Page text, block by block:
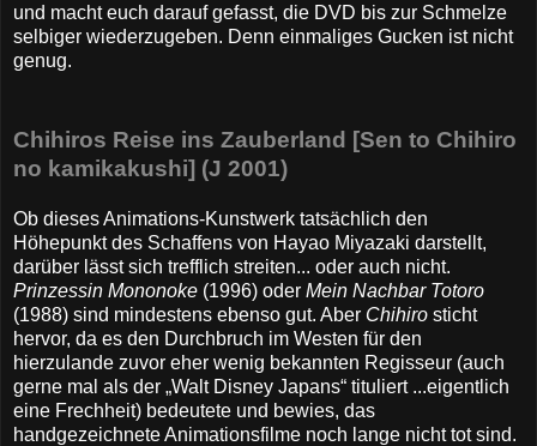
und macht euch darauf gefasst, die DVD bis zur Schmelze
selbiger wiederzugeben. Denn einmaliges Gucken ist nicht
genug.
Chihiros Reise ins Zauberland [Sen to Chihiro
no kamikakushi] (J 2001)
Ob dieses Animations-Kunstwerk tatsächlich den
Höhepunkt des Schaffens von Hayao Miyazaki darstellt,
darüber lässt sich trefflich streiten... oder auch nicht.
Prinzessin Mononoke (1996) oder Mein Nachbar Totoro
(1988) sind mindestens ebenso gut. Aber Chihiro sticht
hervor, da es den Durchbruch im Westen für den
hierzulande zuvor eher wenig bekannten Regisseur (auch
gerne mal als der „Walt Disney Japans“ tituliert ...eigentlich
eine Frechheit) bedeutete und bewies, das
handgezeichnete Animationsfilme noch lange nicht tot sind.